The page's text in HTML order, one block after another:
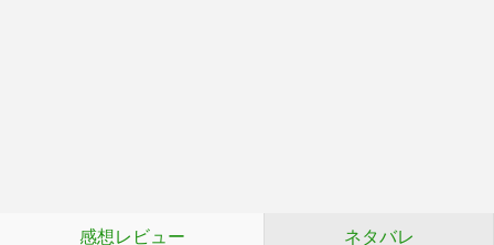
感想レビュー ネタバレ